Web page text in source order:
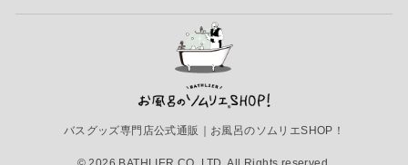
バスグッズ専門店公式通販｜お風呂のソムリエSHOP！